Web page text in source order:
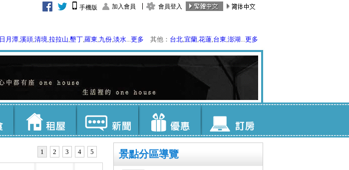
手機版 加入會員 會員登入
日月潭,溪頭,清境,拉拉山,墾丁,羅東,九份,淡水...更多 其他： 台北,宜蘭,花蓮,台東,澎湖...更多
景點分區導覽
1 2 3 4 5